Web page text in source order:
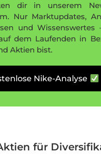
dir in unserem
Nur Marktupdates,
und Wissenswertes
dem Laufenden in
Aktien bist.
Nike-Analyse
für